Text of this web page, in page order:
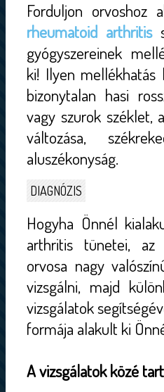
Forduljon orvoshoz
rheumatoid arthritis
gyógyszereinek
ki! Ilyen mellékhatás
bizonytalan hasi
vagy szurok széklet,
változása,
aluszékonyság.
DIAGNÓZIS
Hogyha Önnél
arthritis tünetei, az
orvosa nagy
vizsgálni, majd
vizsgálatok
formája alakult ki
A vizsgálatok közé